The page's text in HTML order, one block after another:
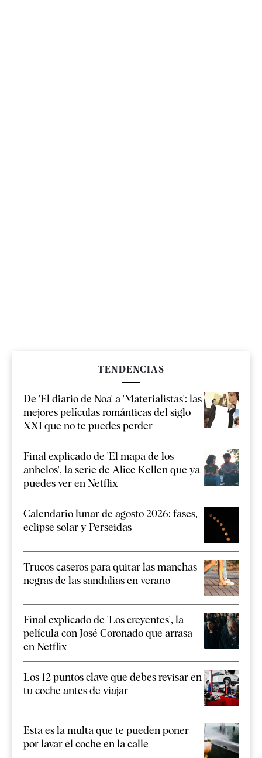
TENDENCIAS
De 'El diario de Noa' a 'Materialistas': las
mejores películas románticas del siglo
XXI que no te puedes perder
Final explicado de 'El mapa de los
anhelos', la serie de Alice Kellen que ya
puedes ver en Netflix
Calendario lunar de agosto 2026: fases,
eclipse solar y Perseidas
Trucos caseros para quitar las manchas
negras de las sandalias en verano
Final explicado de 'Los creyentes', la
película con José Coronado que arrasa
en Netflix
Los 12 puntos clave que debes revisar en
tu coche antes de viajar
Esta es la multa que te pueden poner
por lavar el coche en la calle